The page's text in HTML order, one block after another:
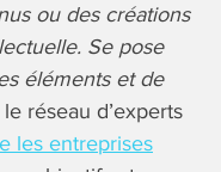
ou des créations
Se pose
éléments et de
réseau d’experts
les entreprises